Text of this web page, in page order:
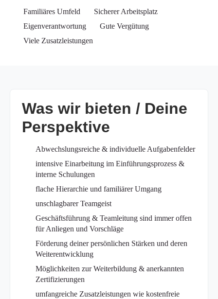
Familiäres Umfeld
Sicherer Arbeitsplatz
Eigenverantwortung
Gute Vergütung
Viele Zusatzleistungen
Was wir bieten / Deine
Perspektive
Abwechslungsreiche & individuelle Aufgabenfelder
intensive Einarbeitung im Einführungsprozess &
interne Schulungen
flache Hierarchie und familiärer Umgang
unschlagbarer Teamgeist
Geschäftsführung & Teamleitung sind immer offen
für Anliegen und Vorschläge
Förderung deiner persönlichen Stärken und deren
Weiterentwicklung
Möglichkeiten zur Weiterbildung & anerkannten
Zertifizierungen
umfangreiche Zusatzleistungen wie kostenfreie